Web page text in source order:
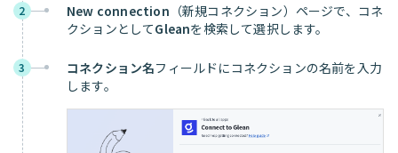
2 New connection （新規コネクション）ページで、コネ
クションとしてGleanを検索して選択します。
3 コネクション名フィールドにコネクションの名前を入力
します。